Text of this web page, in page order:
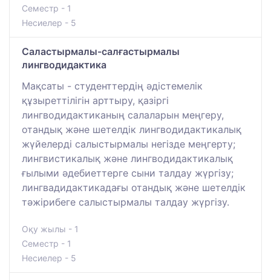
Семестр - 1
Несиелер - 5
Саластырмалы-салғастырмалы
лингводидактика
Мақсаты - студенттердің әдістемелік
құзыреттілігін арттыру, қазіргі
лингводидактиканың салаларын меңгеру,
отандық және шетелдік лингводидактикалық
жүйелерді салыстырмалы негізде меңгерту;
лингвистикалық және лингводидактикалық
ғылыми әдебиеттерге сыни талдау жүргізу;
лингвадидактикадағы отандық және шетелдік
тәжірибеге салыстырмалы талдау жүргізу.
Оқу жылы - 1
Семестр - 1
Несиелер - 5